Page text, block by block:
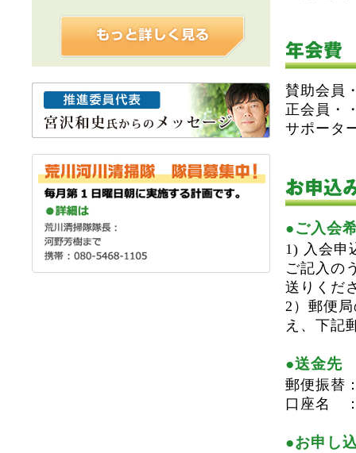
賛助会員
正会員・
サポータ
●ご入会
1) 入会申
ご記入の
送りくだ
2）郵便
え、下記
●送金先
郵便振替
口座名
●お申し